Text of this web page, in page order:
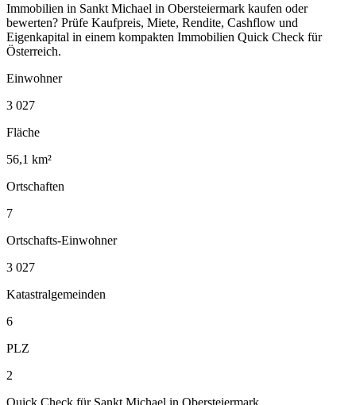
Immobilien in Sankt Michael in Obersteiermark kaufen oder
bewerten? Prüfe Kaufpreis, Miete, Rendite, Cashflow und
Eigenkapital in einem kompakten Immobilien Quick Check für
Österreich.
Einwohner
3 027
Fläche
56,1 km²
Ortschaften
7
Ortschafts-Einwohner
3 027
Katastralgemeinden
6
PLZ
2
Quick Check für Sankt Michael in Obersteiermark